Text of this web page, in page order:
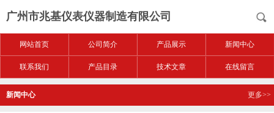
广州市兆基仪表仪器制造有限公司
网站首页 公司简介 产品展示 新闻中心
联系我们 产品目录 技术文章 在线留言
新闻中心 更多>>